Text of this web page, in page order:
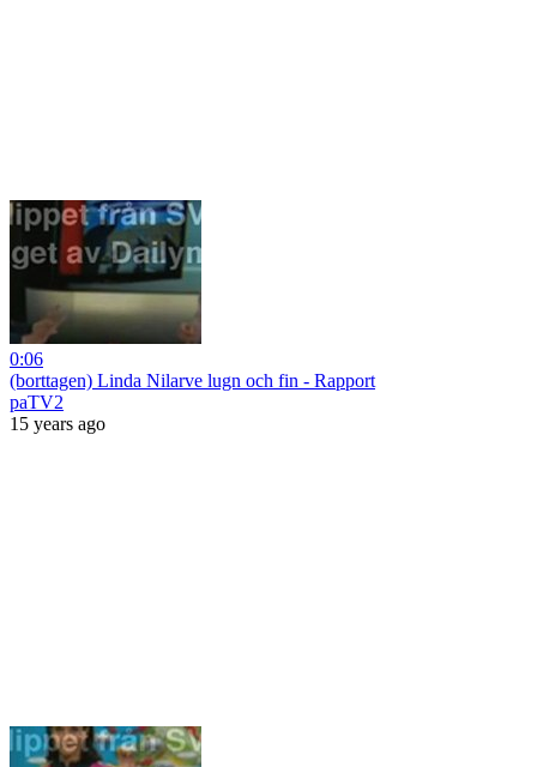
0:06
(borttagen) Linda Nilarve lugn och fin - Rapport
paTV2
15 years ago